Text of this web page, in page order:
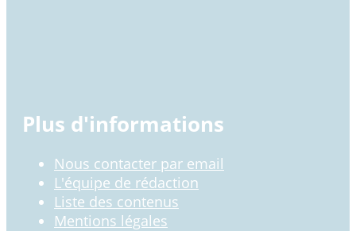
Plus d'informations
Nous contacter par email
L'équipe de rédaction
Liste des contenus
Mentions légales